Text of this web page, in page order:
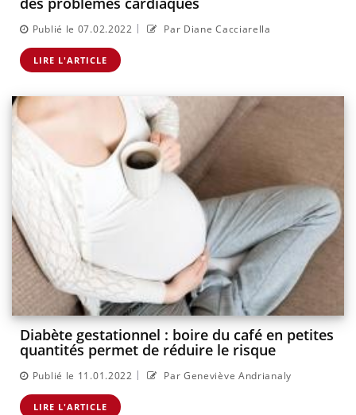
Publié le 07.02.2022 | Par Diane Cacciarella
LIRE L'ARTICLE
Diabète gestationnel : boire du café en petites
quantités permet de réduire le risque
Publié le 11.01.2022 | Par Geneviève Andrianaly
LIRE L'ARTICLE